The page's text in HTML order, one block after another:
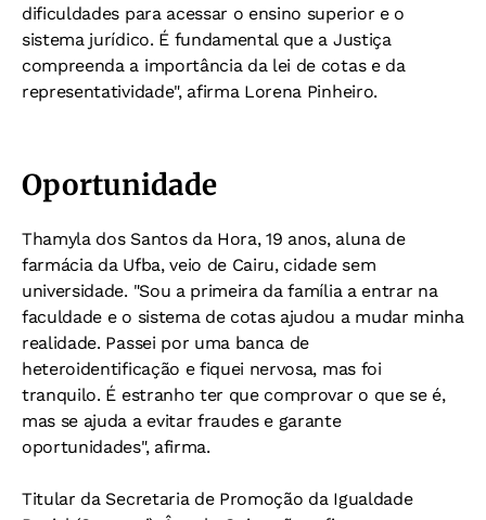
dificuldades para acessar o ensino superior e o
sistema jurídico. É fundamental que a Justiça
compreenda a importância da lei de cotas e da
representatividade", afirma Lorena Pinheiro.
Oportunidade
Thamyla dos Santos da Hora, 19 anos, aluna de
farmácia da Ufba, veio de Cairu, cidade sem
universidade. "Sou a primeira da família a entrar na
faculdade e o sistema de cotas ajudou a mudar minha
realidade. Passei por uma banca de
heteroidentificação e fiquei nervosa, mas foi
tranquilo. É estranho ter que comprovar o que se é,
mas se ajuda a evitar fraudes e garante
oportunidades", afirma.
Titular da Secretaria de Promoção da Igualdade